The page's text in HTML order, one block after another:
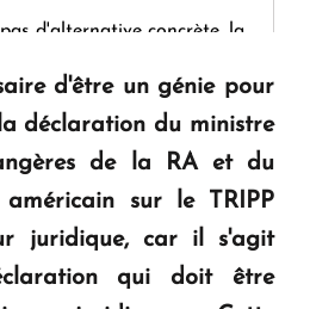
d'alternative concrète, la
de résilience et d'avenir
Regency d'Arménie
Dilijan
d'être un génie pour
déclaration du ministre
de la RA et du
sur le TRIPP
juridique, car il s'agit
qui doit être